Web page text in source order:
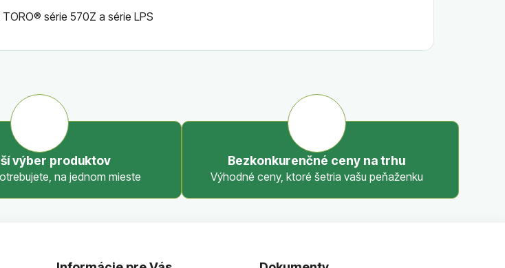
série 570Z a série LPS
výber produktov
na jednom mieste
Bezkonkurenčné ceny na trhu
Výhodné ceny, ktoré šetria vašu peňaženku